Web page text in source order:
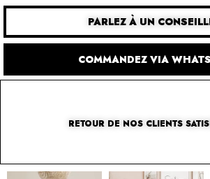
PARLEZ À UN
COMMANDEZ VIA
RETOUR DE NOS CLIENTS